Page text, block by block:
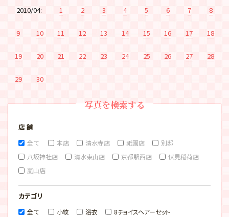
2010/04: 1 2 3 4 5 6 7 8
9 10 11 12 13 14 15 16 17 18
19 20 21 22 23 24 25 26 27 28
29 30
写真を検索する
店 舗
全て 本店 清水寺店 祇園店
別邸
八坂神社店
清水東山店 京都駅西店
伏見稲荷店
嵐山店
カテゴリ
全て 小紋 浴衣
8チョイスヘアーセット